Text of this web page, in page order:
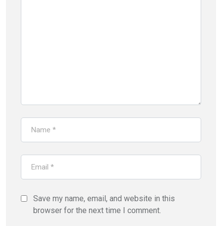
Save my name, email, and website in this
browser for the next time I comment.